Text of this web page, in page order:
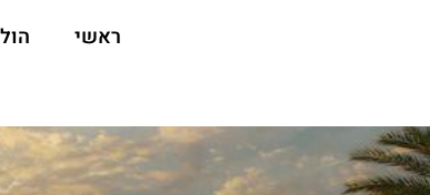
ראשי